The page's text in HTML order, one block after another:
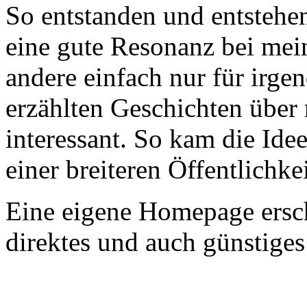
So entstanden und
eine gute Resonanz bei
andere einfach nur für
erzählten Geschichten
interessant. So kam die
einer breiteren
Eine eigene Homepage
direktes und auch